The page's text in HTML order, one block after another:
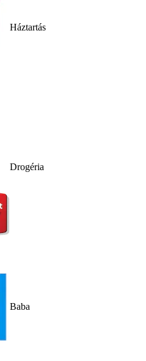
Háztartás
Drogéria
Baba